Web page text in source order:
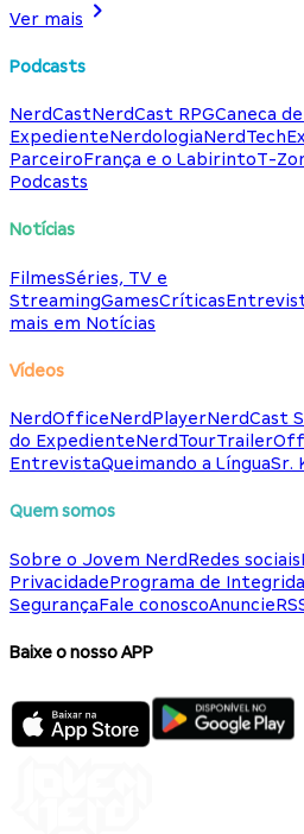
Ver mais
Podcasts
NerdCastNerdCast RPGCaneca
ExpedienteNerdologiaNerdTech
ParceiroFrança e o LabirintoT-
Podcasts
Notícias
FilmesSéries, TV e
StreamingGamesCríticas
mais em Notícias
Vídeos
NerdOfficeNerdPlayerNerdCast
do ExpedienteNerdTour
EntrevistaQueimando a LínguaSr.
Quem somos
Sobre o Jovem NerdRedes sociais
PrivacidadePrograma de
SegurançaFale conoscoAnuncie
Baixe o nosso APP